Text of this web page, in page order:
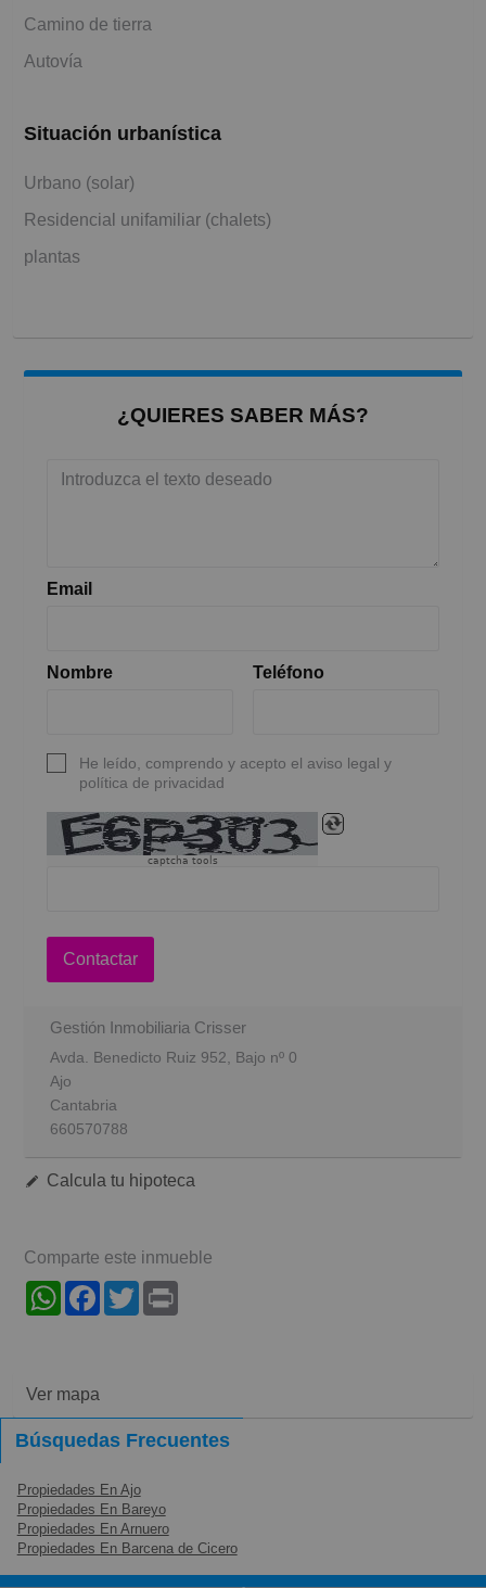
Camino de tierra
Autovía
Situación urbanística
Urbano (solar)
Residencial unifamiliar (chalets)
plantas
¿QUIERES SABER MÁS?
Email
Nombre Teléfono
He leído, comprendo y acepto el aviso legal y
política de privacidad
captcha tools
Contactar
Gestión Inmobiliaria Crisser
Avda. Benedicto Ruiz 952, Bajo nº 0
Ajo
Cantabria
660570788
Calcula tu hipoteca
Comparte este inmueble
WhatsAppFacebook
Twitter
Ver mapa
Búsquedas Frecuentes
Propiedades En Ajo
Propiedades En Bareyo
Propiedades En Arnuero
Propiedades En Barcena de Cicero